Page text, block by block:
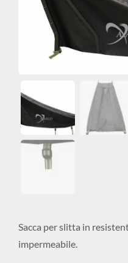
Sacca per slitta in
impermeabile.